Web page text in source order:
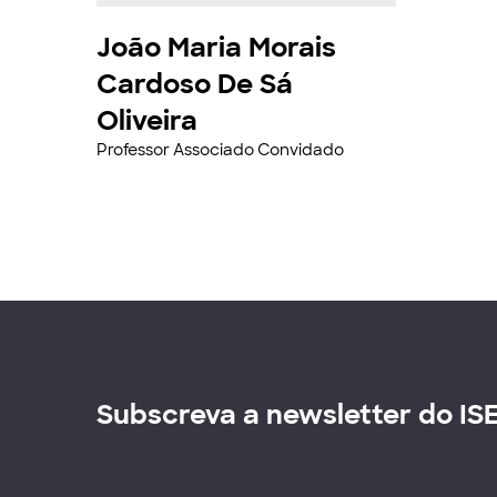
João Maria Morais
Cardoso De Sá
Oliveira
Professor Associado Convidado
Subscreva a newsletter do